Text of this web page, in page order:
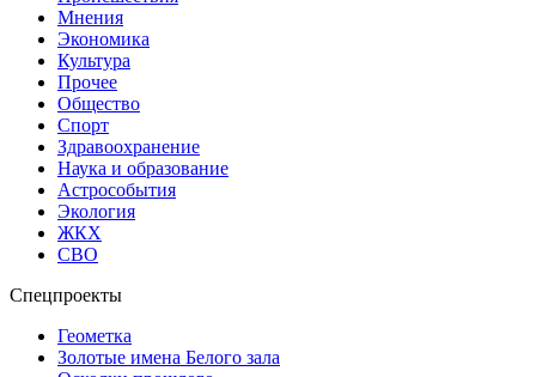
Мнения
Экономика
Культура
Прочее
Общество
Спорт
Здравоохранение
Наука и образование
Астрособытия
Экология
ЖКХ
СВО
Спецпроекты
Геометка
Золотые имена Белого зала